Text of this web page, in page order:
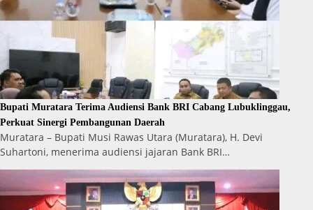
Bupati Muratara Terima Audiensi Bank BRI Cabang Lubuklinggau,
Perkuat Sinergi Pembangunan Daerah
Muratara – Bupati Musi Rawas Utara (Muratara), H. Devi
Suhartoni, menerima audiensi jajaran Bank BRI…